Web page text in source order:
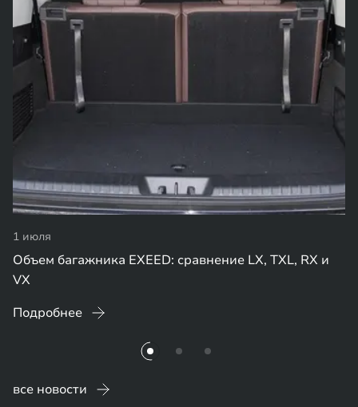
1 июля
Объем багажника EXEED: сравнение LX, TXL, RX и
VX
Подробнее
все новости